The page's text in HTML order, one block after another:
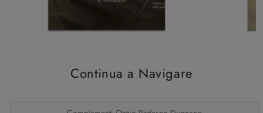
Continua a Navigare